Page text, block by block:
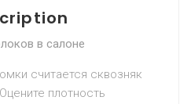
в салоне
считается сквозняк
плотность